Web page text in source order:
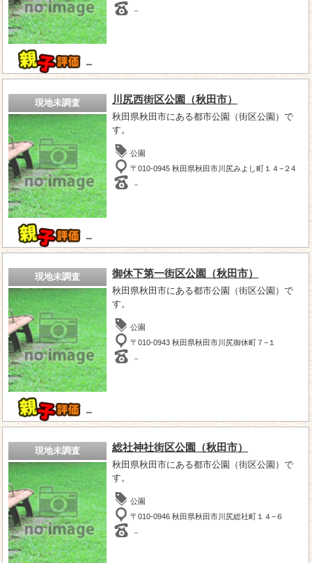
－
－
現地未調査
－
川尻西街区公園（秋田市）
秋田県秋田市にある都市公園（街区公園）で
す。
公園
〒010-0945 秋田県秋田市川尻みよし町１４−２4
－
現地未調査
－
御休下第一街区公園（秋田市）
秋田県秋田市にある都市公園（街区公園）で
す。
公園
〒010-0943 秋田県秋田市川尻御休町７−１
－
現地未調査 総社神社街区公園（秋田市）
秋田県秋田市にある都市公園（街区公園）で
す。
公園
〒010-0946 秋田県秋田市川尻総社町１４−６
－